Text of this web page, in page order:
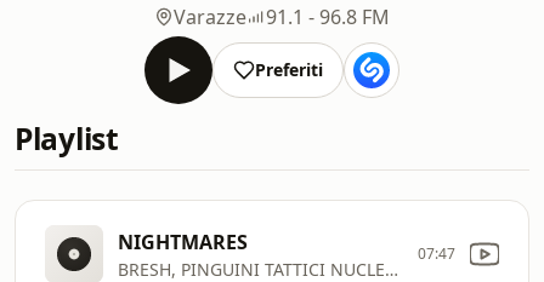
Varazze
91.1 - 96.8 FM
Preferiti
Playlist
NIGHTMARES
BRESH, PINGUINI TATTICI NUCLEARI
07:47